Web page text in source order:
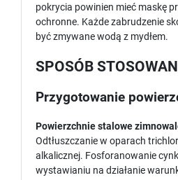
pokrycia powinien mieć maskę
ochronne. Każde zabrudzenie
być zmywane wodą z mydłem.
SPOSÓB
Przygotowanie
Powierzchnie stalowe
Odtłuszczanie w oparach
alkalicznej. Fosforanowanie
wystawianiu na działanie